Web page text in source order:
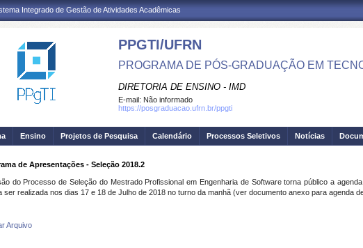
Integrado de Gestão de Atividades Acadêmicas
PPGTI/UFRN
PROGRAMA DE PÓS-GRADUAÇÃO EM
DIRETORIA DE ENSINO - IMD
E-mail: Não informado
https://posgraduacao.ufrn.br/ppgti
Ensino Projetos de Pesquisa Calendário Processos Seletivos Notícias
de Apresentações - Seleção 2018.2
do Processo de Seleção do Mestrado Profissional em Engenharia de Software torna público a
ser realizada nos dias 17 e 18 de Julho de 2018 no turno da manhã (ver documento anexo para agenda
Arquivo